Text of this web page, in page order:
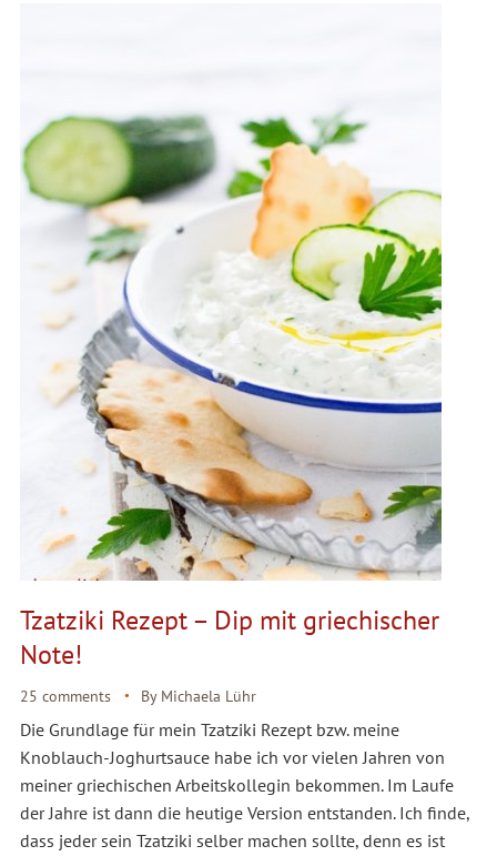
Tzatziki Rezept – Dip mit griechischer
Note!
25 comments By Michaela Lühr
Die Grundlage für mein Tzatziki Rezept bzw. meine
Knoblauch-Joghurtsauce habe ich vor vielen Jahren von
meiner griechischen Arbeitskollegin bekommen. Im Laufe
der Jahre ist dann die heutige Version entstanden. Ich finde,
dass jeder sein Tzatziki selber machen sollte, denn es ist